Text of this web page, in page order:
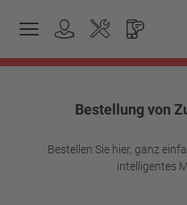
Bestellung von
Bestellen Sie hier, ganz
intelligentes